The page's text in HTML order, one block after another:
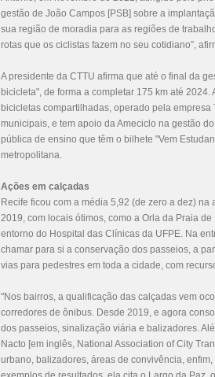
gestão de João Campos [PSB] sobre a
sua região de moradia para as regiões de
rotas que os ciclistas fazem no seu cotidiano”,
A presidente da CTTU afirma que até o final da
bicicleta", de forma a completar 175 km até
bicicletas compartilhadas, operado pela
municipais, e tem apoio da Ameciclo na gestão
pública de ensino que têm o bilhete "Vem
metropolitana.
Ações em calçadas
Recife ficou com a média 5,92 (de zero a dez)
2019, com locais ótimos, como a Orla da Praia
entorno do Hospital das Clínicas da UFPE. Na
chamar para si a conservação dos passeios, a
vias para pedestres em toda a cidade, com
"Nos bairros, a qualificação das calçadas vem
corredores de ônibus. Desde 2019, e agora
dos passeios, sinalização viária e balizadores.
Nacto [em inglês, National Association of City
urbano, balizadores, áreas de convivência,